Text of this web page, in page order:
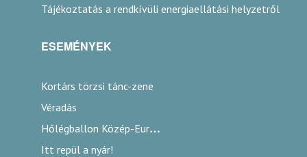
Tájékoztatás a rendkívüli energiaellátási helyzetről
ESEMÉNYEK
Kortárs törzsi tánc-zene
Véradás
Hőlégballon Közép-Európa Kupa
Itt repül a nyár!